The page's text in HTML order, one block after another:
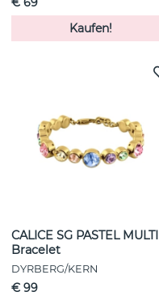
Kaufen!
CALICE SG PASTEL MULTI
Bracelet
DYRBERG/KERN
€ 99